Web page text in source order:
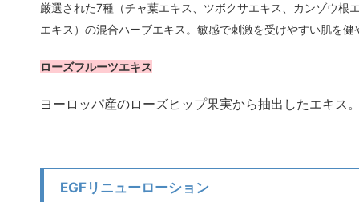
厳選された7種（チャ葉エキス、ツボクサエキス、カンゾウ
エキス）の混合ハーブエキス。敏感で刺激を受けやすい肌を
ローズフルーツエキス
ヨーロッパ産のローズヒップ果実から抽出したエキス
EGFリニューローション